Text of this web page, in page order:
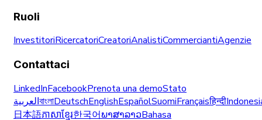
Ruoli
InvestitoriRicercatoriCreatoriAnalistiCommerciantiAgenzie
Contattaci
LinkedInFacebookPrenota una demoStato
العربيةবাংলাDeutschEnglishEspañolSuomiFrançaisहिन्दी
日本語ភាសាខ្មែរ한국어ພາສາລາວBahasa